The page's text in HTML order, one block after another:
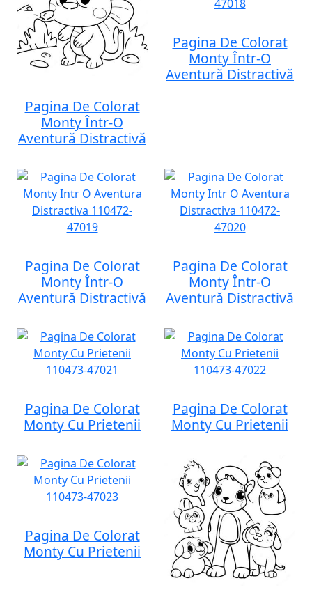
Pagina De Colorat
Monty Într-O
Aventură Distractivă
Pagina De Colorat
Monty Într-O
Aventură Distractivă
Pagina De Colorat
Monty Într-O
Aventură Distractivă
Pagina De Colorat
Monty Într-O
Aventură Distractivă
Pagina De Colorat
Monty Cu Prietenii
Pagina De Colorat
Monty Cu Prietenii
Pagina De Colorat
Monty Cu Prietenii